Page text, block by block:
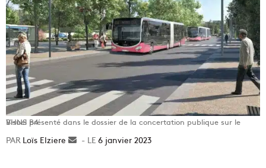
Visuel présenté dans le dossier de la concertation publique sur le BHNS B4
Loïs Elziere
Envoyer6 janvier 2023